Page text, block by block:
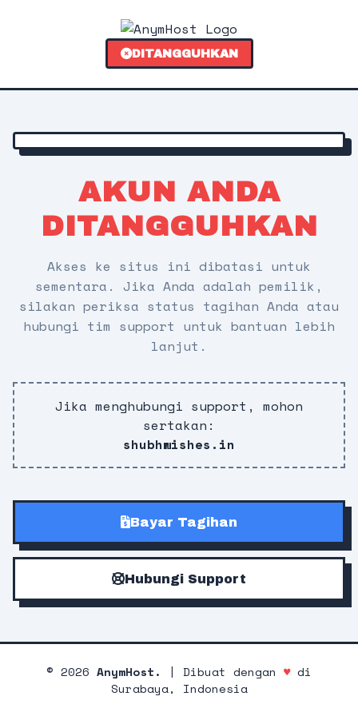
DITANGGUHKAN
AKUN ANDA
DITANGGUHKAN
Akses ke situs ini dibatasi untuk
sementara. Jika Anda adalah pemilik,
silakan periksa status tagihan Anda atau
hubungi tim support untuk bantuan lebih
lanjut.
Jika menghubungi support, mohon
sertakan:
shubhwishes.in
Bayar Tagihan
Hubungi Support
© 2026 AnymHost. | Dibuat dengan ♥di
Surabaya, Indonesia